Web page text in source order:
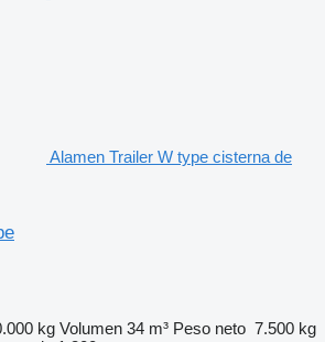
Alamen Trailer W type cisterna de
kg Volumen 34 m³ Peso neto 7.500 kg